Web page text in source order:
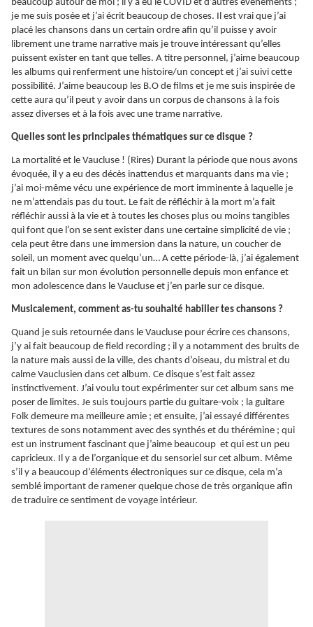
beaucoup autour de moi ; il y a eu le COVID et d’autres événements ;
je me suis posée et j’ai écrit beaucoup de choses. Il est vrai que j’ai
placé les chansons dans un certain ordre afin qu’il puisse y avoir
librement une trame narrative mais je trouve intéressant qu’elles
puissent exister en tant que telles. A titre personnel, j’aime beaucoup
les albums qui renferment une histoire/un concept et j’ai suivi cette
possibilité. J’aime beaucoup les B.O de films et je me suis inspirée de
cette aura qu’il peut y avoir dans un corpus de chansons à la fois
assez diverses et à la fois avec une trame narrative.
Quelles sont les principales thématiques sur ce disque ?
La mortalité et le Vaucluse ! (Rires) Durant la période que nous avons
évoquée, il y a eu des décès inattendus et marquants dans ma vie ;
j’ai moi-même vécu une expérience de mort imminente à laquelle je
ne m’attendais pas du tout. Le fait de réfléchir à la mort m’a fait
réfléchir aussi à la vie et à toutes les choses plus ou moins tangibles
qui font que l’on se sent exister dans une certaine simplicité de vie ;
cela peut être dans une immersion dans la nature, un coucher de
soleil, un moment avec quelqu’un… A cette période-là, j’ai également
fait un bilan sur mon évolution personnelle depuis mon enfance et
mon adolescence dans le Vaucluse et j’en parle sur ce disque.
Musicalement, comment as-tu souhaité habiller tes chansons ?
Quand je suis retournée dans le Vaucluse pour écrire ces chansons,
j’y ai fait beaucoup de field recording ; il y a notamment des bruits de
la nature mais aussi de la ville, des chants d’oiseau, du mistral et du
calme Vauclusien dans cet album. Ce disque s’est fait assez
instinctivement. J’ai voulu tout expérimenter sur cet album sans me
poser de limites. Je suis toujours partie du guitare-voix ; la guitare
Folk demeure ma meilleure amie ; et ensuite, j’ai essayé différentes
textures de sons notamment avec des synthés et du thérémine ; qui
est un instrument fascinant que j’aime beaucoup et qui est un peu
capricieux. Il y a de l’organique et du sensoriel sur cet album. Même
s’il y a beaucoup d’éléments électroniques sur ce disque, cela m’a
semblé important de ramener quelque chose de très organique afin
de traduire ce sentiment de voyage intérieur.